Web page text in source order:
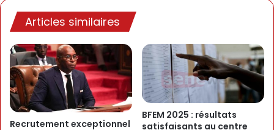
Articles similaires
Recrutement exceptionnel
BFEM 2025 : résultats
satisfaisants au centre